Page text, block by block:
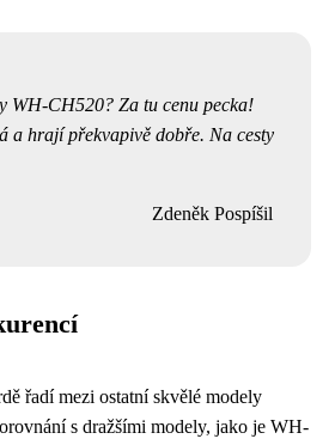
WH-CH520? Za tu cenu pecka!
a hrají překvapivě dobře. Na cesty
Zdeněk Pospíšil
řadí mezi ostatní skvělé modely
s dražšími modely, jako je WH-